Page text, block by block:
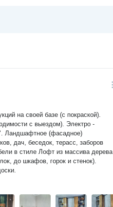
на своей базе (с покраской).
с выездом). Электро -
Ландшафтное (фасадное)
дач, беседок, терасс, заборов
в стиле Лофт из массива дерева
до шкафов, горок и стенок).